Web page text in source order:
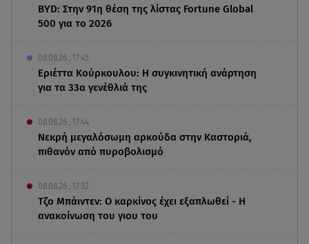
BYD: Στην 91η θέση της λίστας Fortune Global
500 για το 2026
08.08.26 , 17:45
Εριέττα Κούρκουλου: Η συγκινητική ανάρτηση
για τα 33α γενέθλιά της
08.08.26 , 17:44
Νεκρή μεγαλόσωμη αρκούδα στην Καστοριά,
πιθανόν από πυροβολισμό
08.08.26 , 17:32
Τζο Μπάιντεν: Ο καρκίνος έχει εξαπλωθεί - Η
ανακοίνωση του γιου του